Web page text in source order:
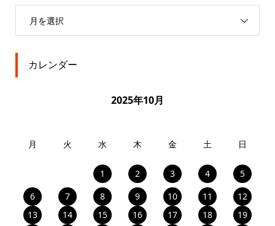
月を選択
カレンダー
2025年10月
月 火 水 木 金 土 日
1 2 3 4
5
6
7 8 9 10 11
12
13
14 15 16 17 18
19